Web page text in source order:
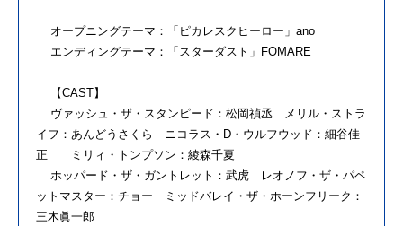
オープニングテーマ：「ピカレスクヒーロー」ano
エンディングテーマ：「スターダスト」FOMARE
【CAST】
ヴァッシュ・ザ・スタンピード：松岡禎丞 メリル・ストラ
イフ：あんどうさくら ニコラス・D・ウルフウッド：細谷佳
正 ミリィ・トンプソン：綾森千夏
ホッパード・ザ・ガントレット：武虎 レオノフ・ザ・パペ
ットマスター：チョー ミッドバレイ・ザ・ホーンフリーク：
三木眞一郎